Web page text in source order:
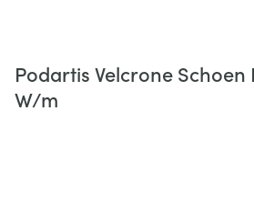
Podartis Velcrone
W/m